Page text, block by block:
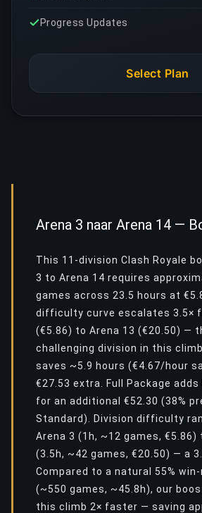
Progress Updates
Select Plan
Arena 3 naar Arena 14 —
This 11-division Clash Royale
3 to Arena 14 requires
games across 23.5 hours at
difficulty curve escalates 3.5×
(€5.86) to Arena 13 (€20.50) —
challenging division in this
saves ~5.9 hours (€4.67/hour
€27.53 extra. Full Package
for an additional €52.30 (38%
Standard). Division difficulty
Arena 3 (1h, ~12 games, €5.86)
(3.5h, ~42 games, €20.50) — a
Compared to a natural 55%
(~550 games, ~45.8h), our
this climb 2× faster — saving